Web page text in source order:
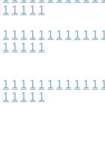
1 1 1 1 1
1 1 1 1 1 1 1 1 1 1 1
1 1 1 1 1
1 1 1 1 1 1 1 1 1 1 1
1 1 1 1 1